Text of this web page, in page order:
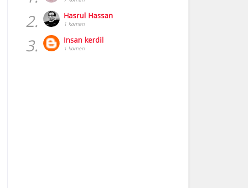
2. Hasrul Hassan
1 komen
3. Insan kerdil
1 komen